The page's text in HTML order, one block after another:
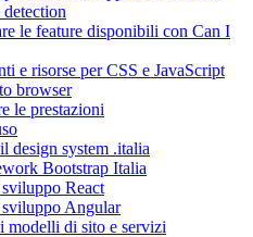
le feature disponibili con Can I
e risorse per CSS e JavaScript
browser
le prestazioni
design system .italia
Bootstrap Italia
React
Angular
modelli di sito e servizi